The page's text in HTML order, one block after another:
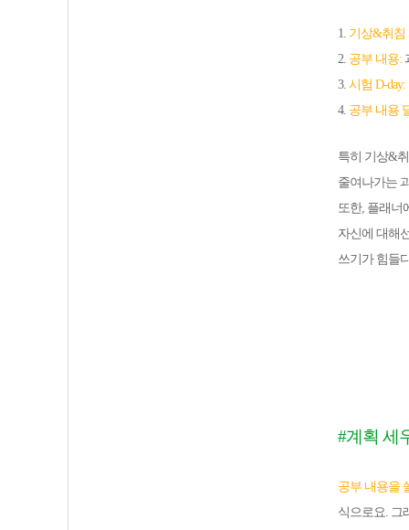
1. 기상&취침
2. 공부 내용:
3. 시험 D-day:
4. 공부 내용
특히 기상&
줄여나가는
또한, 플래너
자신에 대해
쓰기가 힘들
#계획 세
공부 내용을
식으로요. 그